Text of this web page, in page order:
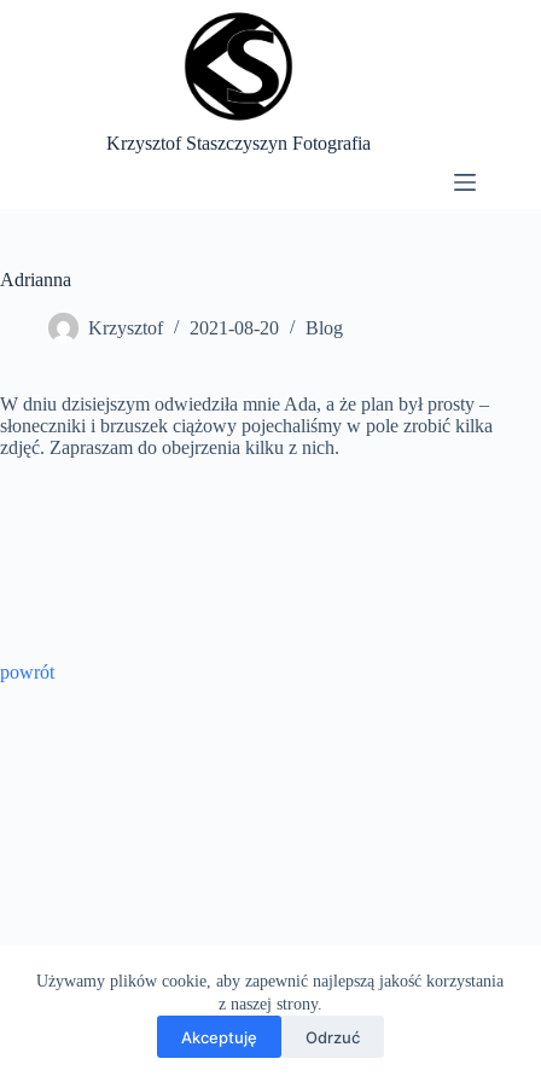
Używamy plików cookie, aby zapewnić najlepszą jakość korzystania
z naszej strony.
Akceptuję Odrzuć
Krzysztof Staszczyszyn Fotografia
Adrianna
Krzysztof 2021-08-20 Blog
W dniu dzisiejszym odwiedziła mnie Ada, a że plan był prosty –
słoneczniki i brzuszek ciążowy pojechaliśmy w pole zrobić kilka
zdjęć. Zapraszam do obejrzenia kilku z nich.
powrót
Copyright © 2026 - Motyw WordPress stworzony przez